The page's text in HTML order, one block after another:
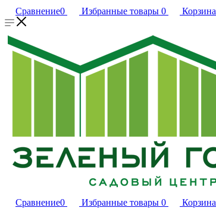
Сравнение0 Избранные товары 0 Корзина
Сравнение0 Избранные товары 0 Корзина